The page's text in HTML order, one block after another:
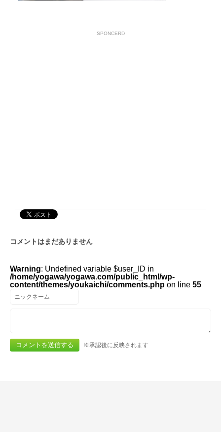
SPONCERD
コメントはまだありません
Warning: Undefined variable $user_ID in
/home/yogawa/yogawa.com/public_html/wp-
content/themes/youkaichi/comments.php on line 55
※承認後に反映されます